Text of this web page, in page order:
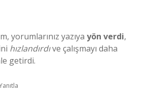
yorumlarınız yazıya yön verdi,
hızlandırdıve çalışmayı daha
getirdi.